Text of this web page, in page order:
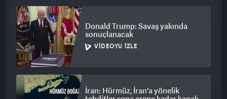
Donald Trump: Savaş yakında
sonuçlanacak
VIDEOYU İZLE
İran: Hürmüz, İran'a yönelik